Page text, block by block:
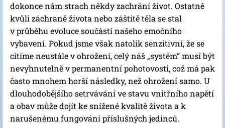
dokonce nám strach někdy zachrání život. Ostatně
kvůli záchraně života nebo záštitě těla se stal
v průběhu evoluce součástí našeho emočního
vybavení. Pokud jsme však natolik senzitivní, že se
cítíme neustále v ohrožení, celý náš „systém“ musí být
nevyhnutelně v permanentní pohotovosti, což má pak
často mnohem horší následky, než ohrožení samo. U
dlouhodobějšího setrvávání ve stavu vnitřního napětí
a obav může dojít ke snížené kvalitě života a k
narušenému fungování příslušných jedinců.